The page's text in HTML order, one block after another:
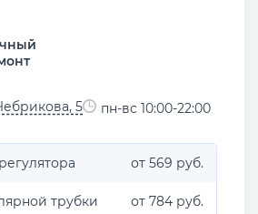
5 пн-вс 10:00-22:00
от 569 руб.
трубки от 784 руб.